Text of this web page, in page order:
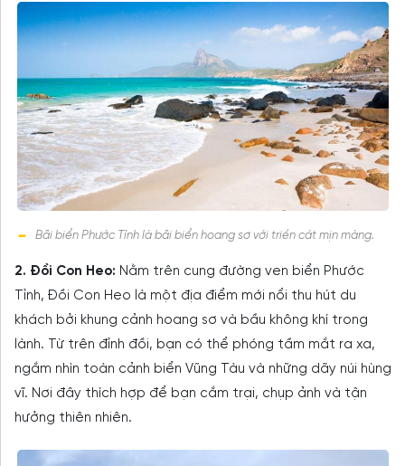
Bãi biển Phước Tỉnh là bãi biển hoang sơ với triền cát mịn màng.
2. Đồi Con Heo: Nằm trên cung đường ven biển Phước
Tỉnh, Đồi Con Heo là một địa điểm mới nổi thu hút du
khách bởi khung cảnh hoang sơ và bầu không khí trong
lành. Từ trên đỉnh đồi, bạn có thể phóng tầm mắt ra xa,
ngắm nhìn toàn cảnh biển Vũng Tàu và những dãy núi hùng
vĩ. Nơi đây thích hợp để bạn cắm trại, chụp ảnh và tận
hưởng thiên nhiên.